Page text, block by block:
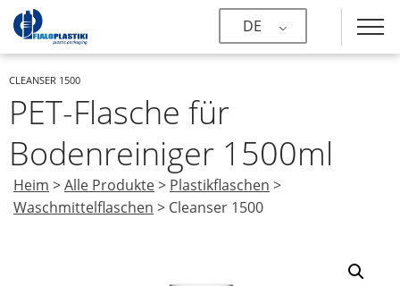
DE
CLEANSER 1500
PET-Flasche für
Bodenreiniger 1500ml
Heim >Alle Produkte> Plastikflaschen >
Waschmittelflaschen > Cleanser 1500